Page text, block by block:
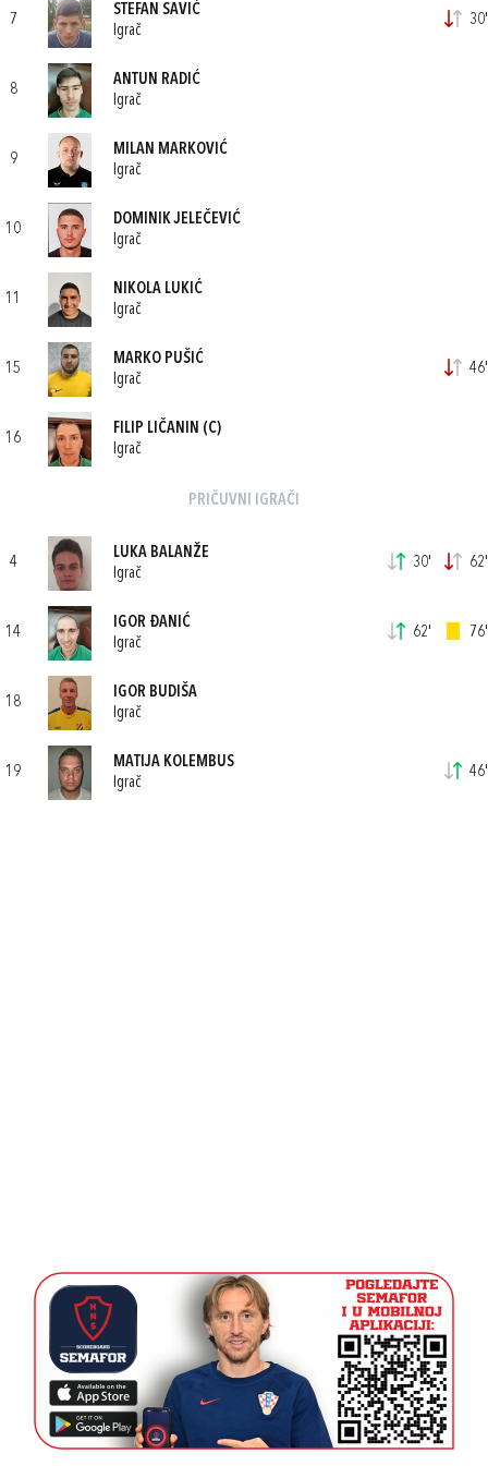
7
STEFAN SAVIĆ
Igrač
30'
8
ANTUN RADIĆ
Igrač
9
MILAN MARKOVIĆ
Igrač
10
DOMINIK JELEČEVIĆ
Igrač
11
NIKOLA LUKIĆ
Igrač
15
MARKO PUŠIĆ
Igrač
46'
16
FILIP LIČANIN (C)
Igrač
PRIČUVNI IGRAČI
4
LUKA BALANŽE
Igrač
30' 62'
14
IGOR ĐANIĆ
Igrač
62' 76'
18
IGOR BUDIŠA
Igrač
19
MATIJA KOLEMBUS
Igrač
46'